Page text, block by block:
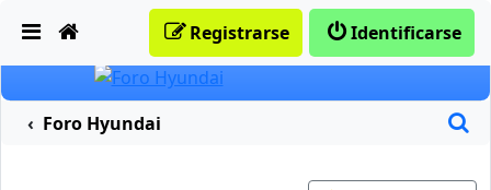
Identificarse
Registrarse
Foro Hyundai